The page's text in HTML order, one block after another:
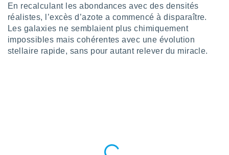
et
les
utiliser
En recalculant les abondances avec des densités
réalistes, l’excès d’azote a commencé à disparaître.
Les galaxies ne semblaient plus chimiquement
impossibles mais cohérentes avec une évolution
stellaire rapide, sans pour autant relever du miracle.